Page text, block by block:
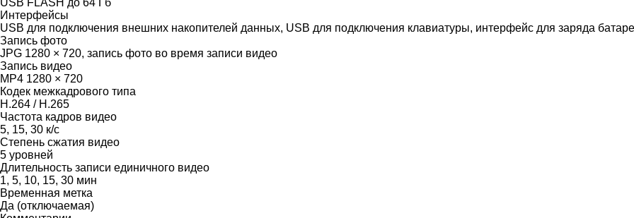
USB FLASH до 64 Гб
Интерфейсы
USB для подключения внешних накопителей данных, USB для подключения клавиатуры, интерфейс для заряда
Запись фото
JPG 1280 × 720, запись фото во время записи видео
Запись видео
MP4 1280 × 720
Кодек межкадрового типа
H.264 / H.265
Частота кадров видео
5, 15, 30 к/c
Степень сжатия видео
5 уровней
Длительность записи единичного видео
1, 5, 10, 15, 30 мин
Временная метка
Да (отключаемая)